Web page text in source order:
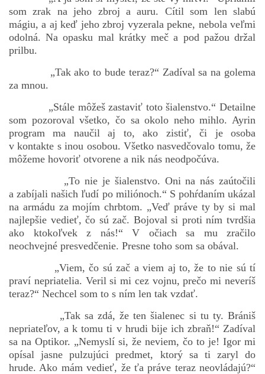
som zrak na jeho zbroj a auru. Cítil som len slabú
mágiu, a aj keď jeho zbroj vyzerala pekne, nebola veľmi
odolná. Na opasku mal krátky meč a pod pažou držal
prilbu.
„Tak ako to bude teraz?“ Zadíval sa na golema
za mnou.
„Stále môžeš zastaviť toto šialenstvo.“ Detailne
som pozoroval všetko, čo sa okolo neho mihlo. Ayrin
program ma naučil aj to, ako zistiť, či je osoba
v kontakte s inou osobou. Všetko nasvedčovalo tomu, že
môžeme hovoriť otvorene a nik nás neodpočúva.
„To nie je šialenstvo. Oni na nás zaútočili
a zabíjali našich ľudí po miliónoch.“ S pohŕdaním ukázal
na armádu za mojím chrbtom. „Veď práve ty by si mal
najlepšie vedieť, čo sú zač. Bojoval si proti ním tvrdšia
ako ktokoľvek z nás!“ V očiach sa mu zračilo
neochvejné presvedčenie. Presne toho som sa obával.
„Viem, čo sú zač a viem aj to, že to nie sú tí
praví nepriatelia. Veril si mi cez vojnu, prečo mi neveríš
teraz?“ Nechcel som to s ním len tak vzdať.
„Tak sa zdá, že ten šialenec si tu ty. Brániš
nepriateľov, a k tomu ti v hrudi bije ich zbraň!“ Zadíval
sa na Optikor. „Nemyslí si, že neviem, čo to je! Igor mi
opísal jasne pulzujúci predmet, ktorý sa ti zaryl do
hrude. Ako mám vedieť, že ťa práve teraz neovládajú?“